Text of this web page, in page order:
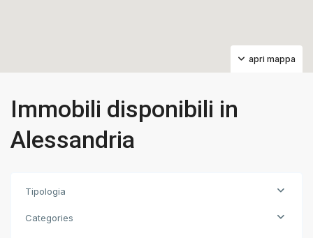
apri mappa
Immobili disponibili in
Alessandria
Tipologia
Categories